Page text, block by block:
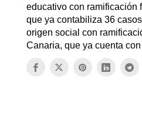
educativo con ramificación
que ya contabiliza 36
origen social con
Canaria, que ya cuenta